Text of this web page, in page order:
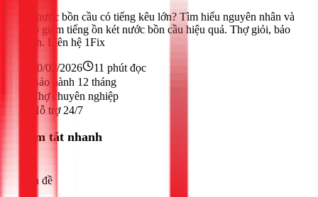
Xả nước bồn cầu có tiếng kêu lớn? Tìm hiểu nguyên nhân và
mẹo giảm tiếng ồn két nước bồn cầu hiệu quả. Thợ giỏi, bảo
hành. Liên hệ 1Fix
20/02/2026 11 phút đọc
Bảo hành 12 tháng
Thợ chuyên nghiệp
Hỗ trợ 24/7
Tóm tắt nhanh
Vấn đề